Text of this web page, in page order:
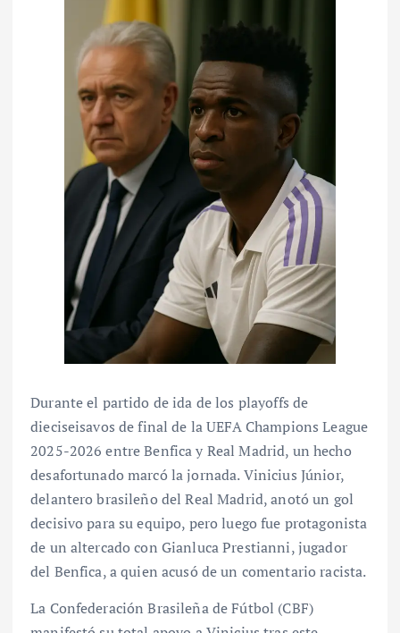
Durante el partido de ida de los playoffs de
dieciseisavos de final de la UEFA Champions League
2025-2026 entre Benfica y Real Madrid, un hecho
desafortunado marcó la jornada. Vinicius Júnior,
delantero brasileño del Real Madrid, anotó un gol
decisivo para su equipo, pero luego fue protagonista
de un altercado con Gianluca Prestianni, jugador
del Benfica, a quien acusó de un comentario racista.
La Confederación Brasileña de Fútbol (CBF)